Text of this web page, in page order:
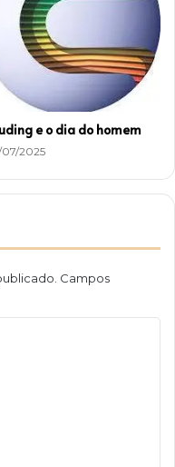
e o dia do homem
07/2025
Campos